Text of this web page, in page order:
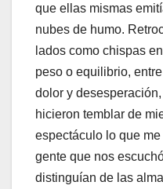
que ellas mismas
nubes de humo.
lados como chispas
peso o equilibrio,
dolor y
hicieron temblar de
espectáculo lo que
gente que nos
distinguían de las